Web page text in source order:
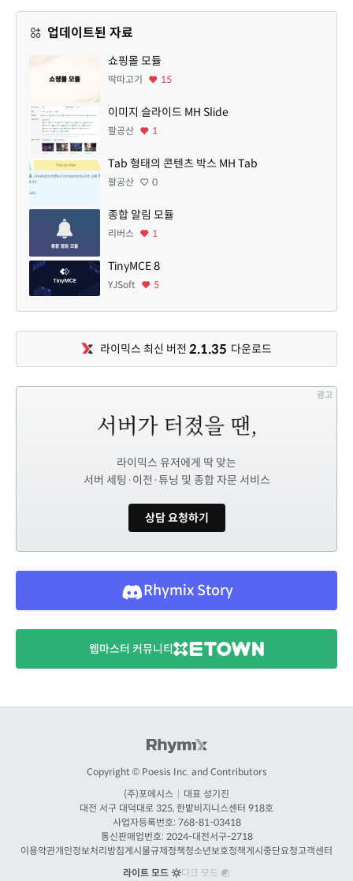
업데이트된 자료
쇼핑몰 모듈
딱따고기 15
이미지 슬라이드 MH Slide
팔공산 1
Tab 형태의 콘텐츠 박스 MH Tab
팔공산 0
종합 알림 모듈
리버스 1
TinyMCE 8
YJSoft 5
라이믹스 최신 버전 2.1.35 다운로드
광고
라이믹스 유저에게 딱 맞는
서버 세팅·이전·튜닝 및 종합 자문 서비스
상담 요청하기
Rhymix Story
웹마스터 커뮤니티
Copyright © Poesis Inc. and Contributors
(주)포에시스
대표 성기진
대전 서구 대덕대로 325, 한밭비지니스센터 918호
사업자등록번호: 768-81-03418
통신판매업번호: 2024-대전서구-2718
이용약관개인정보처리방침게시물규제정책청소년보호정책게시중단요청고객센터
라이트 모드
다크 모드